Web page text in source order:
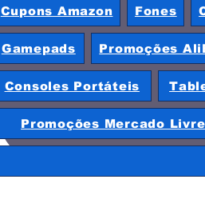
Cupons Amazon Fones
Gamepads Promoções
Consoles Portáteis
Promoções Mercado Livre